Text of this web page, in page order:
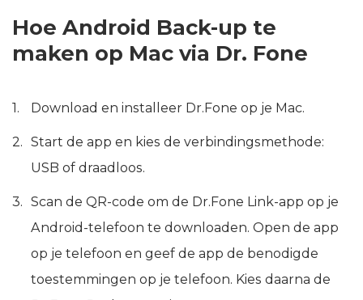
Hoe Android Back-up te
maken op Mac via Dr. Fone
Download en installeer Dr.Fone op je Mac.
Start de app en kies de verbindingsmethode:
USB of draadloos.
Scan de QR-code om de Dr.Fone Link-app op je
Android-telefoon te downloaden. Open de app
op je telefoon en geef de app de benodigde
toestemmingen op je telefoon. Kies daarna de